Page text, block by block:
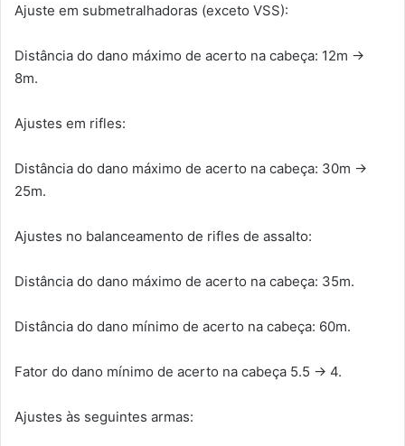
Ajuste em submetralhadoras (exceto VSS):
Distância do dano máximo de acerto na cabeça: 12m →
8m.
Ajustes em rifles:
Distância do dano máximo de acerto na cabeça: 30m →
25m.
Ajustes no balanceamento de rifles de assalto:
Distância do dano máximo de acerto na cabeça: 35m.
Distância do dano mínimo de acerto na cabeça: 60m.
Fator do dano mínimo de acerto na cabeça 5.5 → 4.
Ajustes às seguintes armas: